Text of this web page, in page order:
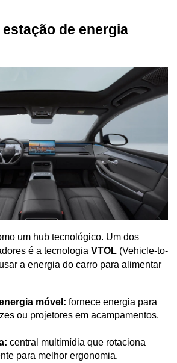
de energia
um hub tecnológico. Um dos
é a tecnologia VTOL (Vehicle-to-
a energia do carro para alimentar
móvel: fornece energia para
ou projetores em acampamentos.
central multimídia que rotaciona
para melhor ergonomia.